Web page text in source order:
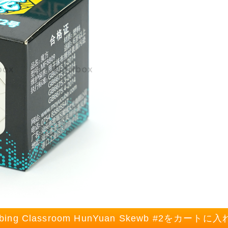
Classroom HunYuan Skewb #2をカートに入